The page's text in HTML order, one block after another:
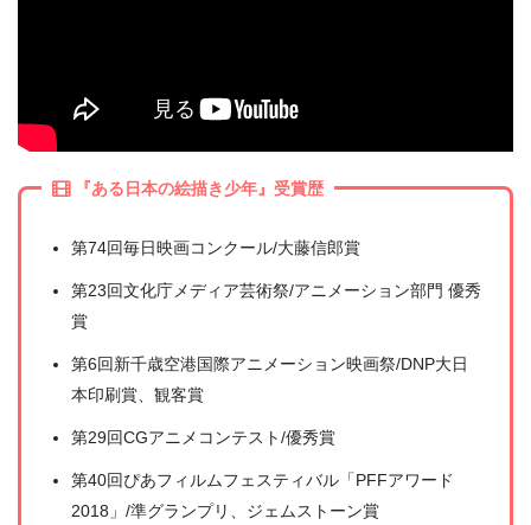
『ある日本の絵描き少年』受賞歴
第74回毎日映画コンクール/大藤信郎賞
第23回文化庁メディア芸術祭/アニメーション部門 優秀
賞
第6回新千歳空港国際アニメーション映画祭/DNP大日
本印刷賞、観客賞
第29回CGアニメコンテスト/優秀賞
第40回ぴあフィルムフェスティバル「PFFアワード
2018」/準グランプリ、ジェムストーン賞